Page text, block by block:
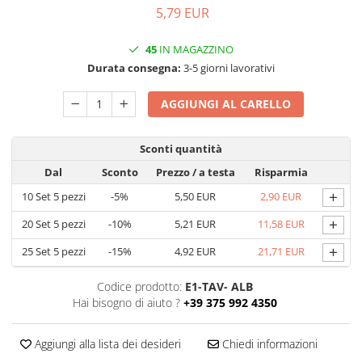
Scatole Fondo + Coperchio
Scatole per Caramelle e Dolci
Scatole per Cioccolato in Tavoletta
Scatole per Macarons e Praline
Scatole con Cassetto e Inserto per 4
Praline
Scatole con Cassetto per Praline
Scatole Medie e Grandi per 10–40
Macarons
Scatole per 5–6 Macarons con
Finestra Decorata Effetto Pizzo
Scatole per Praline con Separatore
Scatole Piccole con Nastro e
Cassetto per Macarons
5,79 EUR
45 IN MAGAZZINO
Durata consegna: 3-5 giorni lavorativi
AGGIUNGI AL CARELLO
Sconti quantità
Dal
Sconto Prezzo/ a testa
Risparmia
10Set 5 pezzi -5% 5,50 EUR 2,90 EUR +
20Set 5 pezzi -10% 5,21 EUR 11,58 EUR +
25Set 5 pezzi -15% 4,92 EUR 21,71 EUR +
Codice prodotto: E1-TAV- ALB
Hai bisogno di aiuto ? +39 375 992 4350
Aggiungi alla lista dei desideri Chiedi informazioni